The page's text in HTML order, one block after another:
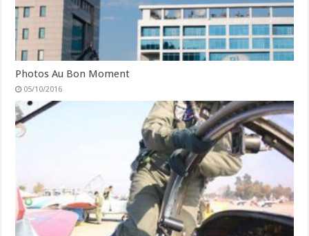
Photos Au Bon Moment
05/10/2016